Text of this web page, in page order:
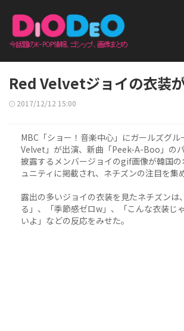
Red Velvetジョイの衣装
2017/12/12 15:00
MBC「ショー！音楽中心」にガールズグル
Velvet」が出演、新曲「Peek-A-Boo」の
披露するメンバージョイのgif画像が韓国の
ュニティに掲載され、ネチズンの注目を集
露出の多いジョイの衣装を見たネチズンは
る」、「季節感ゼロw」、「こんな衣装じ
いよ」などの反応をみせた。